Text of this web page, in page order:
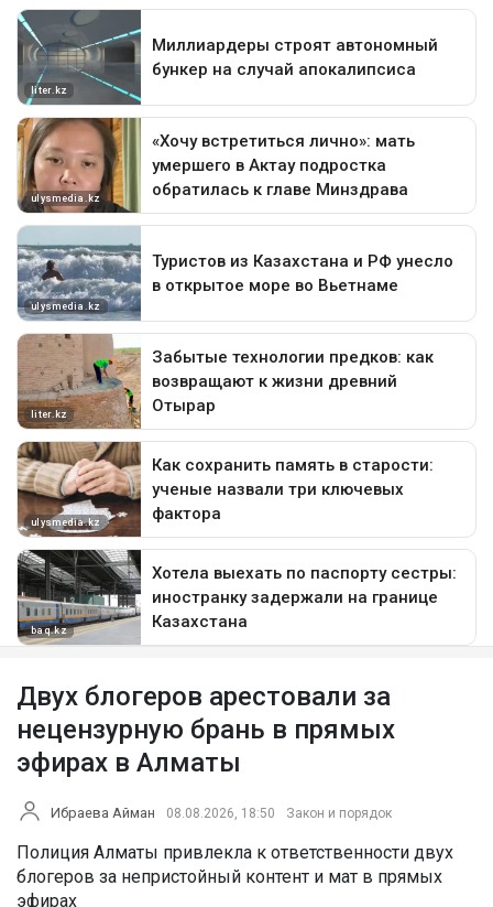
Двух блогеров арестовали за
нецензурную брань в прямых
эфирах в Алматы
Ибраева Айман 08.08.2026, 18:50 Закон и порядок
Полиция Алматы привлекла к ответственности двух
блогеров за непристойный контент и мат в прямых
эфирах